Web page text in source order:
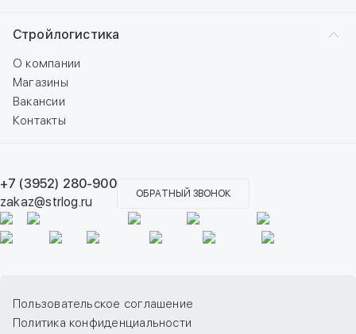
Стройлогистика
О компании
Магазины
Вакансии
Контакты
+7 (3952) 280-900
zakaz@strlog.ru
ОБРАТНЫЙ ЗВОНОК
Пользовательское соглашение
Политика конфиденциальности